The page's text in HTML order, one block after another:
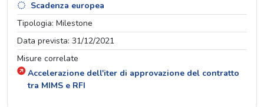
Scadenza europea
Tipologia: Milestone
Data prevista: 31/12/2021
Misure correlate
Accelerazione dell'iter di approvazione del contratto
tra MIMS e RFI